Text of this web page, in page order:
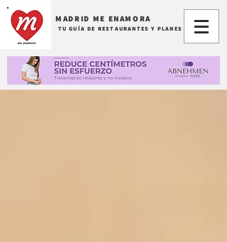
MADRID ME ENAMORA
TU GUÍA DE RESTAURANTES Y PLANES